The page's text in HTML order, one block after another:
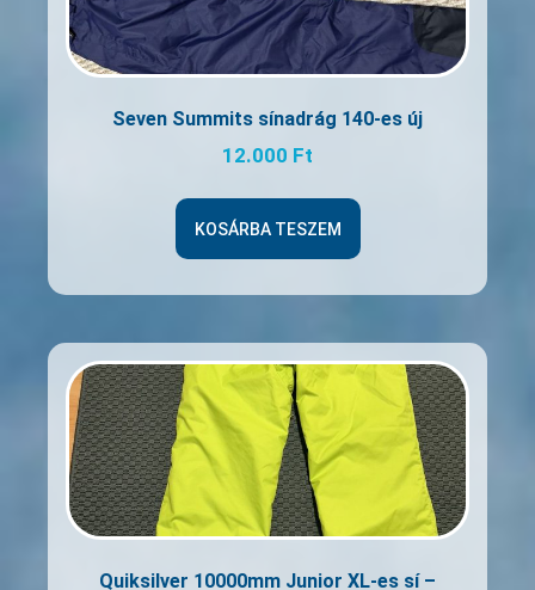
Seven Summits sínadrág 140-es új
12.000 Ft
KOSÁRBA TESZEM
Quiksilver 10000mm Junior XL-es sí –